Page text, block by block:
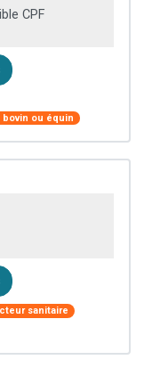
CPF
bovin ou équin
sanitaire